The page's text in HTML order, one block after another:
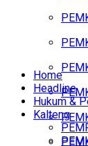
Home
Headline
Hukum &
Kalteng